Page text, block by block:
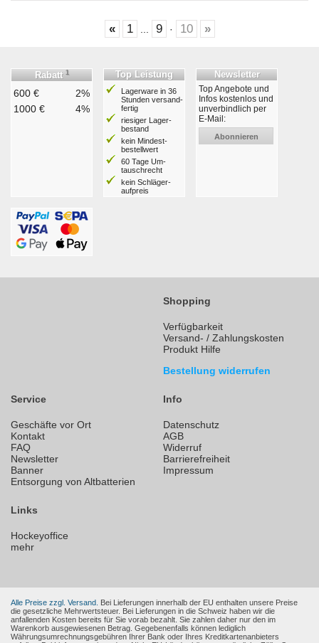
« 1 9 · 10 »
Rabatt 1
600 €
2%
1000 €
4%
Top Leistung
Lagerware in 36
Stunden ver­sand­
fertig
riesiger Lager­
bestand
kein Mindest­
bestell­wert
60 Tage Um­
tausch­recht
kein Schläger­
aufpreis
Newsletter
Top Angebote und
Infos kostenlos und
unverbindlich per
E-Mail:
Abonnieren
Shopping
Verfügbarkeit
Versand- / Zahlungskosten
Produkt Hilfe
Bestellung widerrufen
Service
Geschäfte vor Ort
Kontakt
FAQ
Newsletter
Banner
Entsorgung von Altbatterien
Info
Datenschutz
AGB
Widerruf
Barrierefreiheit
Impressum
Links
Hockeyoffice
mehr
Alle Preise zzgl. Versand. Bei Lieferungen innerhalb der EU enthalten unsere Preise
die gesetzliche Mehrwertsteuer. Bei Lieferungen in die Schweiz haben wir die
anfallenden Kosten bereits für Sie vorab bezahlt. Sie zahlen daher nur den im
Warenkorb ausgewiesenen Betrag. Gegebenenfalls können lediglich
Währungsumrechnungsgebühren Ihrer Bank oder Ihres Kreditkartenanbieters